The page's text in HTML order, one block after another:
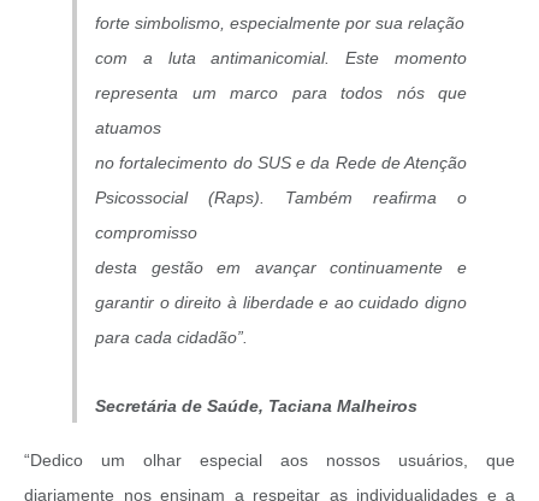
forte simbolismo, especialmente por sua relação
com a luta antimanicomial. Este momento
representa um marco para todos nós que
atuamos
no fortalecimento do SUS e da Rede de Atenção
Psicossocial (Raps). Também reafirma o
compromisso
desta gestão em avançar continuamente e
garantir o direito à liberdade e ao cuidado digno
para cada cidadão”.
Secretária de Saúde, Taciana Malheiros
“Dedico um olhar especial aos nossos usuários, que
diariamente nos ensinam a respeitar as individualidades e a